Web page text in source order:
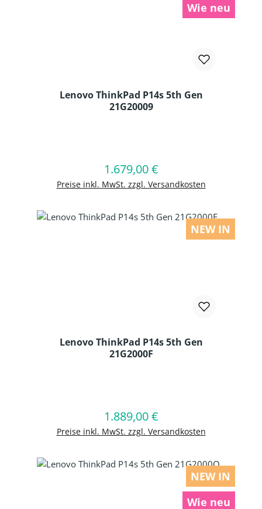
Wie neu
Lenovo ThinkPad P14s 5th Gen
21G20009
Regulärer Preis:
1.679,00 €
Preise inkl. MwSt. zzgl. Versandkosten
In den Warenkorb
NEW IN
Lenovo ThinkPad P14s 5th Gen
21G2000F
Regulärer Preis:
1.889,00 €
Preise inkl. MwSt. zzgl. Versandkosten
In den Warenkorb
NEW IN
Wie neu